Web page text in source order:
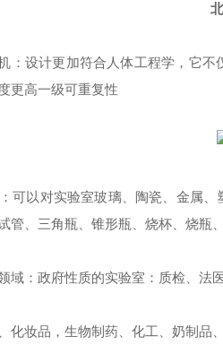
： 设计更加符合人体工程学，它不
更高一级可重复性
可以对实验室玻璃、陶瓷、金属
管、三角瓶、锥形瓶、烧杯、烧瓶
域：政府性质的实验室：质检、法
化妆品，生物制药、化工、奶制品